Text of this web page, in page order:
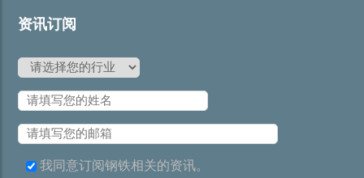
资讯订阅
我同意订阅钢铁相关的资讯。